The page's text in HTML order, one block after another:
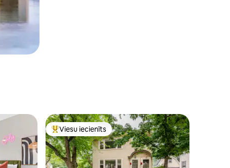
Populārs viesu iecienīts mājoklis
Viesu iecienīts